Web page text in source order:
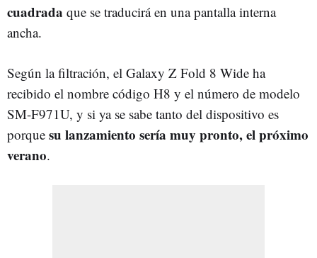
cuadrada que se traducirá en una pantalla interna
ancha.
Según la filtración, el Galaxy Z Fold 8 Wide ha
recibido el nombre código H8 y el número de modelo
SM-F971U, y si ya se sabe tanto del dispositivo es
porque su lanzamiento sería muy pronto, el próximo
verano.